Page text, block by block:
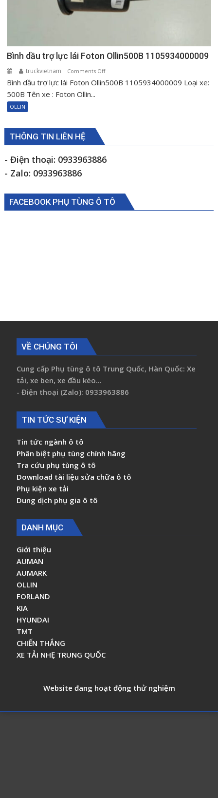
Bình dầu trợ lực lái Foton Ollin500B 1105934000009
truckvietnam Comments Offon
Bình
Ollin500B
1105934000009
Bình dầu trợ lực lái Foton Ollin500B 1105934000009 Loại xe:
500B Tên xe : Foton Ollin...
OLLIN
THÔNG TIN LIÊN HỆ
- Điện thoại: 0933963886
- Zalo: 0933963886
FACEBOOK PHỤ TÙNG Ô TÔ
VỀ CHÚNG TÔI
Cung cấp Phụ tùng ô tô Trung Quốc, Hàn Quốc: Xe
tải, xe ben, xe đầu kéo...
- Điện thoại (Zalo): 0933963886
TIN TỨC SỰ KIỆN
Tin tức ngành ô tô
Phân biệt phụ tùng chính hãng
Tra cứu phụ tùng ô tô
Download tài liệu sửa chữa ô tô
Phụ kiện xe tải
Dung dịch phụ gia ô tô
DANH MỤC
Giới thiệu
AUMAN
AUMARK
OLLIN
FORLAND
KIA
HYUNDAI
TMT
CHIẾN THẮNG
XE TẢI NHẸ TRUNG QUỐC
Website đang hoạt động thử nghiệm